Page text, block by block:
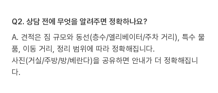
Q2. 상담 전에 무엇을 알려주면 정확하나요?
A. 견적은 짐 규모와 동선(층수/엘리베이터/주차 거리), 특수 물
품, 이동 거리, 정리 범위에 따라 정확해집니다.
사진(거실/주방/방/베란다)을 공유하면 안내가 더 정확해집니
다.